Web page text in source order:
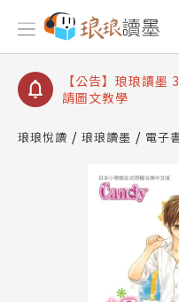
【公告】琅琅讀墨
【公告】琅琅讀墨
【公告】琅琅讀墨
請圖文教學
查詢
琅琅悅讀 琅琅讀墨 電子